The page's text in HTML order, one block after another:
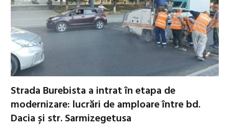
Strada Burebista a intrat în etapa de
modernizare: lucrări de amploare între bd.
Dacia și str. Sarmizegetusa